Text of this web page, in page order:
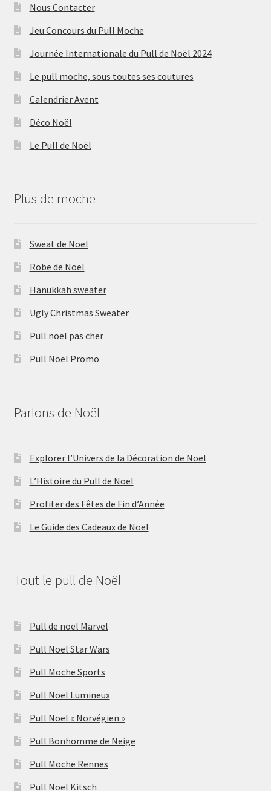
Nous Contacter
Jeu Concours du Pull Moche
Journée Internationale du Pull de Noël 2024
Le pull moche, sous toutes ses coutures
Calendrier Avent
Déco Noël
Le Pull de Noël
Plus de moche
Sweat de Noël
Robe de Noël
Hanukkah sweater
Ugly Christmas Sweater
Pull noël pas cher
Pull Noël Promo
Parlons de Noël
Explorer l’Univers de la Décoration de Noël
L’Histoire du Pull de Noël
Profiter des Fêtes de Fin d’Année
Le Guide des Cadeaux de Noël
Tout le pull de Noël
Pull de noël Marvel
Pull Noël Star Wars
Pull Moche Sports
Pull Noël Lumineux
Pull Noël « Norvégien »
Pull Bonhomme de Neige
Pull Moche Rennes
Pull Noël Kitsch